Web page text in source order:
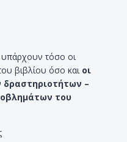
υπάρχουν τόσο οι
βιβλίου όσο και οι
δραστηριοτήτων –
του